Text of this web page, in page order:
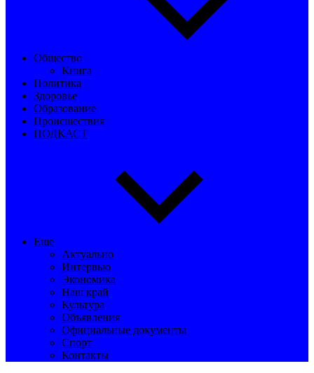
Общество
Книга
Политика
Здоровье
Образование
Происшествия
ПОДКАСТ
Еще
Актуально
Интервью
Экономика
Наш край
Культура
Объявления
Официальные документы
Спорт
Контакты